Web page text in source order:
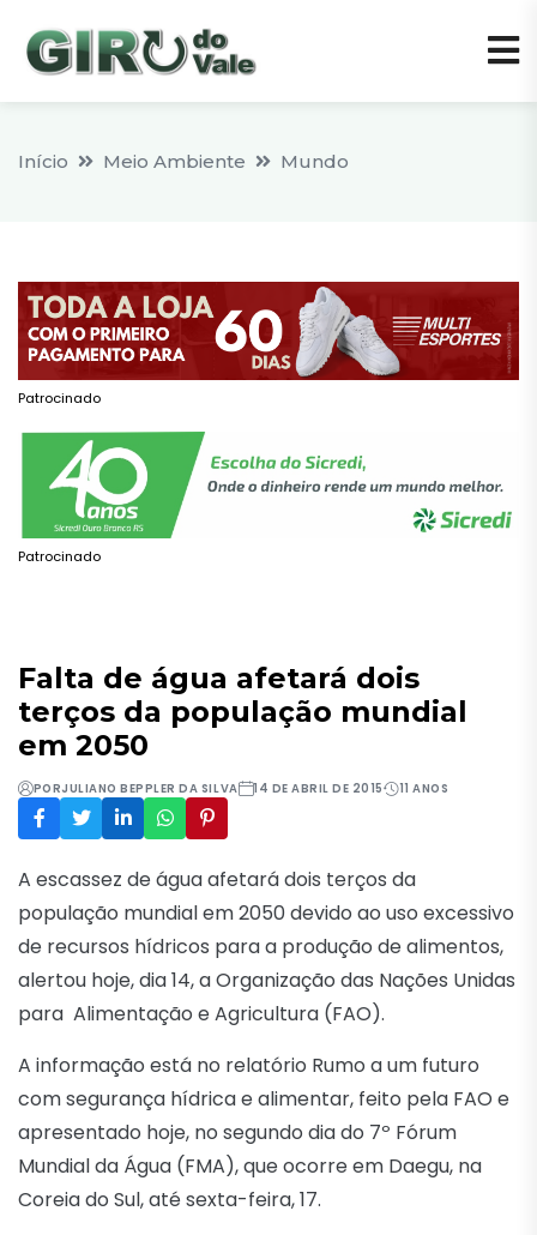
Início Meio Ambiente Mundo
Patrocinado
Patrocinado
Falta de água afetará dois
terços da população mundial
em 2050
PORJULIANO BEPPLER DA SILVA 14 DE ABRIL DE 2015 11 ANOS
A escassez de água afetará dois terços da
população mundial em 2050 devido ao uso excessivo
de recursos hídricos para a produção de alimentos,
alertou hoje, dia 14, a Organização das Nações Unidas
para Alimentação e Agricultura (FAO).
A informação está no relatório Rumo a um futuro
com segurança hídrica e alimentar, feito pela FAO e
apresentado hoje, no segundo dia do 7º Fórum
Mundial da Água (FMA), que ocorre em Daegu, na
Coreia do Sul, até sexta-feira, 17.